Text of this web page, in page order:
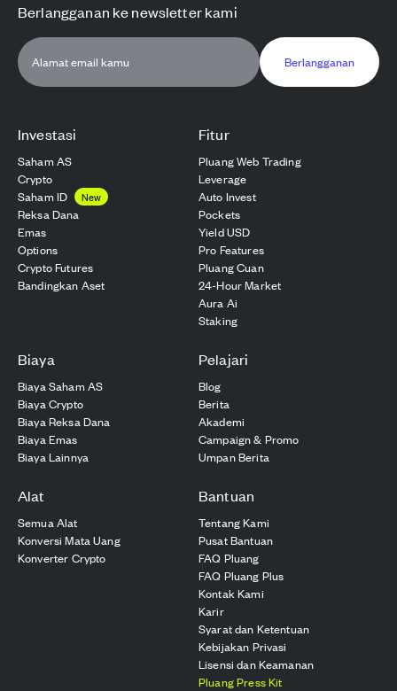
Investasi
Saham AS
Crypto
Saham ID
New
Reksa Dana
Emas
Options
Crypto Futures
Bandingkan Aset
Fitur
Pluang Web Trading
Leverage
Auto Invest
Pockets
Yield USD
Pro Features
Pluang Cuan
24-Hour Market
Aura Ai
Staking
Biaya
Biaya Saham AS
Biaya Crypto
Biaya Reksa Dana
Biaya Emas
Biaya Lainnya
Pelajari
Blog
Berita
Akademi
Campaign & Promo
Umpan Berita
Alat
Semua Alat
Konversi Mata Uang
Konverter Crypto
Bantuan
Tentang Kami
Pusat Bantuan
FAQ Pluang
FAQ Pluang Plus
Kontak Kami
Karir
Syarat dan Ketentuan
Kebijakan Privasi
Lisensi dan Keamanan
Pluang Press Kit
Berlangganan ke newsletter kami
Berlangganan